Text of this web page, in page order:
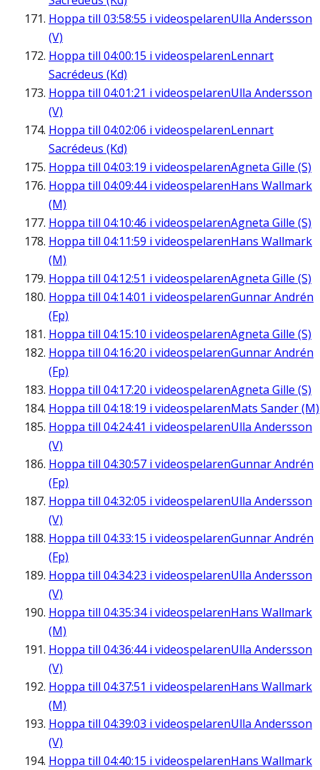
Hoppa till 03:58:55 i videospelarenUlla Andersson
(V)
Hoppa till 04:00:15 i videospelarenLennart
Sacrédeus (Kd)
Hoppa till 04:01:21 i videospelarenUlla Andersson
(V)
Hoppa till 04:02:06 i videospelarenLennart
Sacrédeus (Kd)
Hoppa till 04:03:19 i videospelarenAgneta Gille (S)
Hoppa till 04:09:44i videospelarenHans Wallmark
(M)
Hoppa till 04:10:46 i videospelarenAgneta Gille (S)
Hoppa till 04:11:59 i videospelarenHans Wallmark
(M)
Hoppa till 04:12:51 i videospelarenAgneta Gille (S)
Hoppa till 04:14:01 i videospelarenGunnar Andrén
(Fp)
Hoppa till 04:15:10 i videospelarenAgneta Gille (S)
Hoppa till 04:16:20 i videospelarenGunnar Andrén
(Fp)
Hoppa till 04:17:20 i videospelarenAgneta Gille (S)
Hoppa till 04:18:19 i videospelarenMats Sander (M)
Hoppa till 04:24:41 i videospelarenUlla Andersson
(V)
Hoppa till 04:30:57 i videospelarenGunnar Andrén
(Fp)
Hoppa till 04:32:05 i videospelarenUlla Andersson
(V)
Hoppa till 04:33:15 i videospelarenGunnar Andrén
(Fp)
Hoppa till 04:34:23 i videospelarenUlla Andersson
(V)
Hoppa till 04:35:34i videospelarenHans Wallmark
(M)
Hoppa till 04:36:44i videospelarenUlla Andersson
(V)
Hoppa till 04:37:51 i videospelarenHans Wallmark
(M)
Hoppa till 04:39:03 i videospelarenUlla Andersson
(V)
Hoppa till 04:40:15 i videospelarenHans Wallmark